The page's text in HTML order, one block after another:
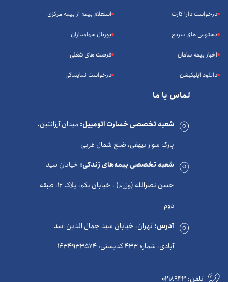
درخواست دارا کارت
دسترسی های سریع
اخبار بیمه سامان
دانلود اپلیکیشن
استعلام بیمه از بیمه مرکزی
پورتال سهامداران
فرصت های شغلی
درخواست نمایندگی
تماس با ما
شعبه تخصصی خسارت اتومبیل: میدان آرژانتین،
پارک سوار بیهقی، ضلع شمال غربی
شعبه تخصصی بیمه‌های زندگی: خیابان سید
حسن نصرالله (وزراء) ، خیابان یکم، پلاک 12، طبقه
دوم
آدرس:تهران، خیابان سید جمال الدین اسد
آبادی، شماره 433 کدپستی: 1434933574
تلفن:0218943